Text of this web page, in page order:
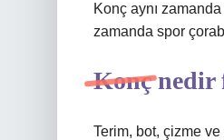
Konç aynı
zamanda spor
Konç nedir
Terim, bot, çizme